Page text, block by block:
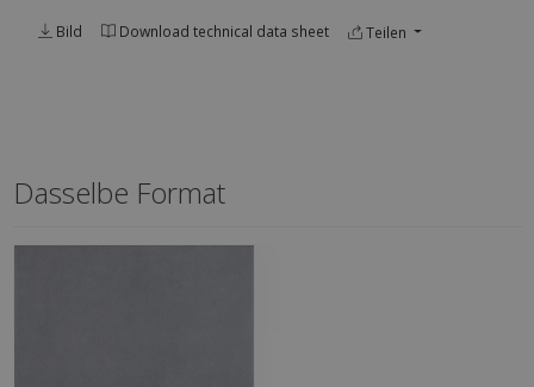
Bild Download technical data sheet Teilen
Dasselbe Format